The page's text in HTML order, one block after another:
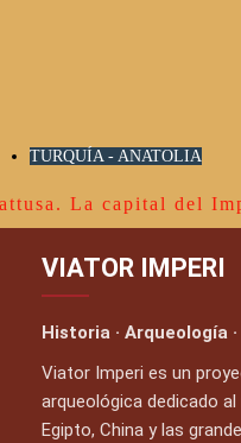
TURQUÍA - ANATOLIA
La capital del
VIATOR IMPERI
Historia · Arqueología
Viator Imperi es un
arqueológica dedicado
Egipto, China y las